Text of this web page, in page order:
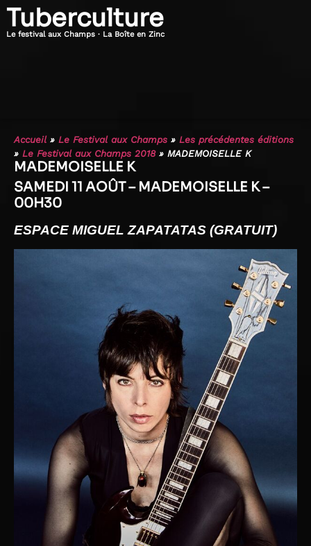
Tuberculture
Le festival aux Champs · La Boîte en Zinc
Accueil» Le Festival aux Champs » Les précédentes éditions
» Le Festival aux Champs 2018» MADEMOISELLE K
MADEMOISELLE K
SAMEDI 11 AOÛT – MADEMOISELLE K –
00H30
ESPACE MIGUEL ZAPATATAS (GRATUIT)